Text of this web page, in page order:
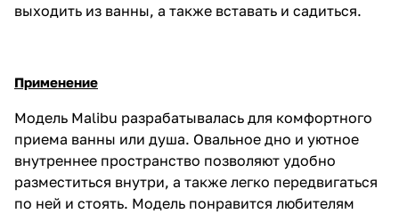
выходить из ванны, а также вставать и садиться.
Применение
Модель Malibu разрабатывалась для комфортного
приема ванны или душа. Овальное дно и уютное
внутреннее пространство позволяют удобно
разместиться внутри, а также легко передвигаться
по ней и стоять. Модель понравится любителям